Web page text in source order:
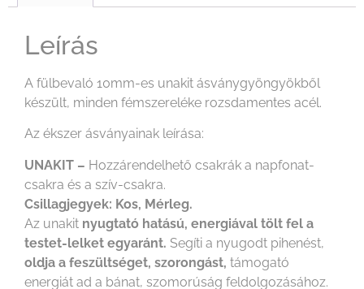
Leírás
A fülbevaló 10mm-es unakit ásványgyöngyökből
készült, minden fémszereléke rozsdamentes acél.
Az ékszer ásványainak leírása:
UNAKIT – Hozzárendelhető csakrák a napfonat-
csakra és a szív-csakra.
Csillagjegyek: Kos, Mérleg.
Az unakit nyugtató hatású, energiával tölt fel a
testet-lelket egyaránt. Segíti a nyugodt pihenést,
oldja a feszültséget, szorongást, támogató
energiát ad a bánat, szomorúság feldolgozásához.